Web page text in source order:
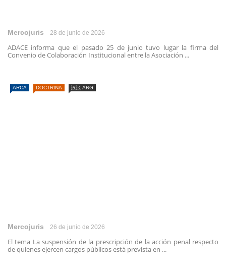
Mercojuris 28 de junio de 2026
ADACE informa que el pasado 25 de junio tuvo lugar la firma del
Convenio de Colaboración Institucional entre la Asociación ...
ARCA DOCTRINA 🇦🇷 ARG
Mercojuris 26 de junio de 2026
El tema La suspensión de la prescripción de la acción penal respecto
de quienes ejercen cargos públicos está prevista en ...